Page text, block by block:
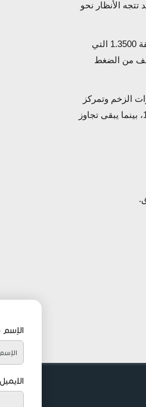
الدعم أيضًا، قد تتجه الأنظار نحو
في المقابل، فإن عودة الزخم الصعودي قد تدفع الزوج لمحاولة تعويض جزء من خسائره، مع استهداف منطقة 1.3500 التي
من الضغط
الزخم وتمركز
السعر دون المتوسطات المهمة. ومع ذلك، فإن تأكيد استمرار الهبوط يحتاج إلى كسر واضح لمنطقة 1.3300، بينما يبقى تجاوز
الإسم